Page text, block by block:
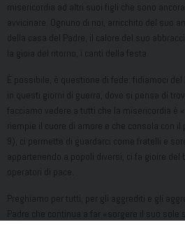
misericordia ad altri suoi figli che sono
avvicinare. Ognuno di noi, arricchito del suo
della casa del Padre, il calore del suo
la gioia del ritorno, i canti della festa.
È possibile, è questione di fede: fidiamoci
in questi giorni di guerra, dove si pensa di
facciamo vedere a tutti che la misericordia è
riempie il cuore di amore e che consola con il
9), ci permette di guardarci come fratelli e
appartenendo a popoli diversi, ci fa gioire del
operatori di pace.
Preghiamo per tutti, per gli aggrediti e gli
Padre che continua a far «sorgere il suo sole